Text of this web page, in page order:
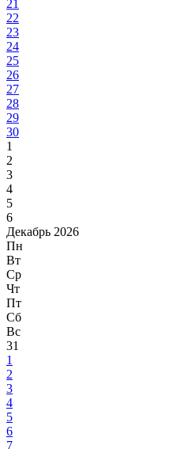
21
22
23
24
25
26
27
28
29
30
1
2
3
4
5
6
Декабрь 2026
Пн
Вт
Ср
Чт
Пт
Сб
Вс
31
1
2
3
4
5
6
7